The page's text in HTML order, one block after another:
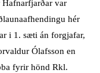
var
hér
i 1. sæti án forgjafar,
Ólafsson en
fyrir hönd Rkl.